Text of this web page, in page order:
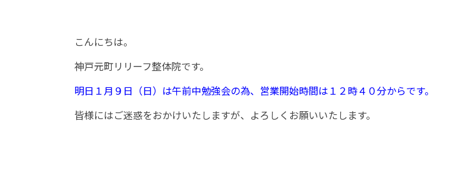
こんにちは。
神戸元町リリーフ整体院です。
明日１月９日（日）は午前中勉強会の為、営業開始時間は１２時４０分からです。
皆様にはご迷惑をおかけいたしますが、よろしくお願いいたします。